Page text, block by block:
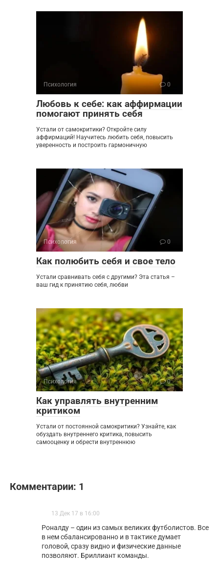
Психология 0
Любовь к себе: как аффирмации
помогают принять себя
Устали от самокритики? Откройте силу
аффирмаций! Научитесь любить себя, повысить
уверенность и построить гармоничную
Психология 0
Как полюбить себя и свое тело
Устали сравнивать себя с другими? Эта статья –
ваш гид к принятию себя, любви
Психология 0
Как управлять внутренним
критиком
Устали от постоянной самокритики? Узнайте, как
обуздать внутреннего критика, повысить
самооценку и обрести внутреннюю
Комментарии: 1
13 Дек 17 в 16:00
Роналду – один из самых великих футболистов. Все
в нем сбалансированно и в тактике думает
головой, сразу видно и физические данные
позволяют. Бриллиант команды.